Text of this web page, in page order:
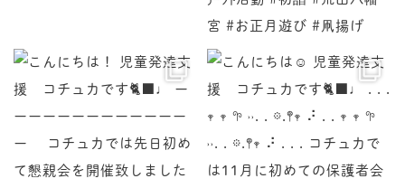
♩ ーーーーーーーーーーーーーー コチュカでは先 ♩ . . . 𖥧 𖥧 𖧧 ˒˒. . 𖡼.𖤣𖥧